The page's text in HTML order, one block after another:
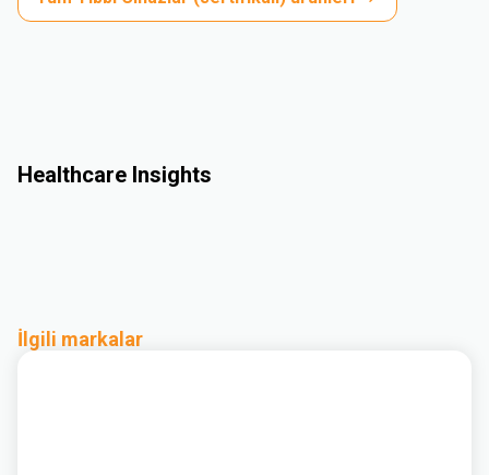
Healthcare Insights
İlgili markalar